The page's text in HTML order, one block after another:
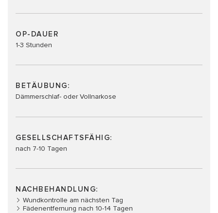
OP-DAUER
1-3 Stunden
BETÄUBUNG:
Dämmerschlaf- oder Vollnarkose
GESELLSCHAFTSFÄHIG:
nach 7-10 Tagen
NACHBEHANDLUNG:
Wundkontrolle am nächsten Tag
Fädenentfernung nach 10-14 Tagen